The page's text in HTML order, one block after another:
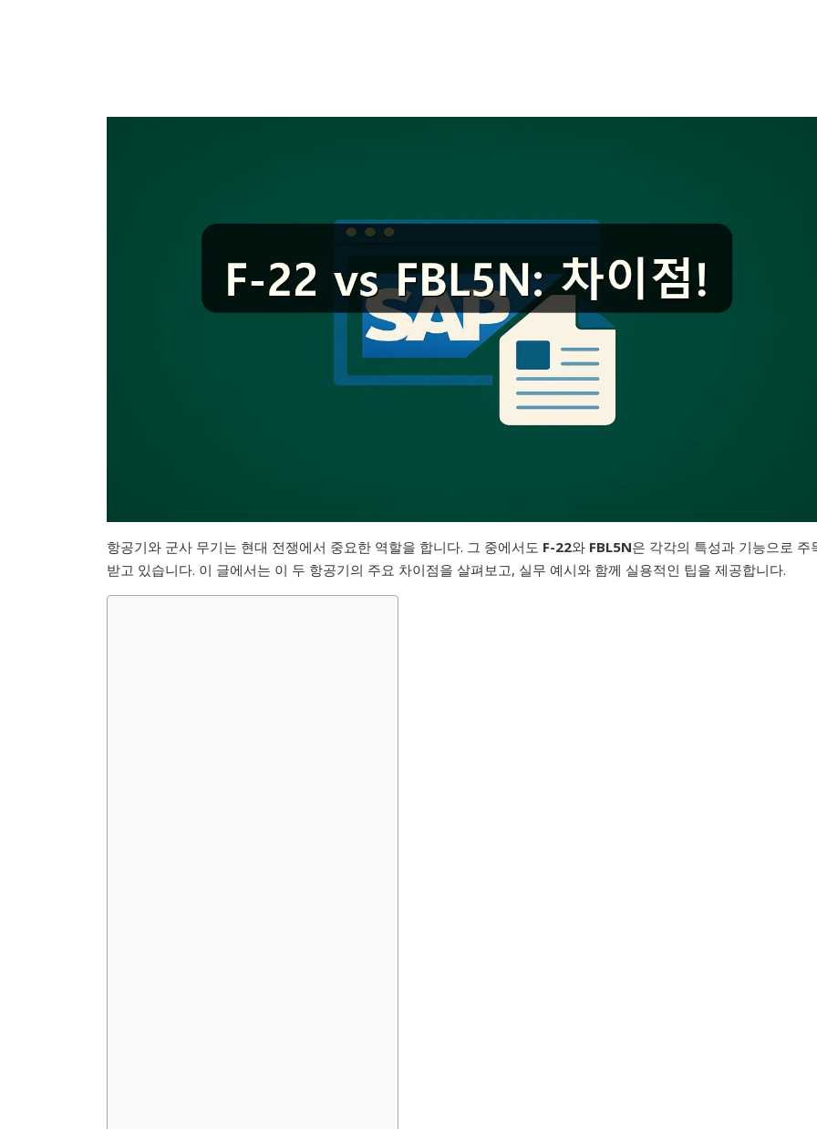
항공기와 군사 무기는 현대 전쟁에서 중요한 역할을 합니다. 그 중에서도 F-22와 FBL5N은 각각의 특성과 기능으로 주
받고 있습니다. 이 글에서는 이 두 항공기의 주요 차이점을 살펴보고, 실무 예시와 함께 실용적인 팁을 제공합니다.